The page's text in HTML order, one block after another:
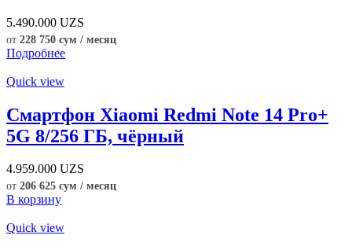
5.490.000 UZS
от 228 750 сум / месяц
Подробнее
Quick view
Смартфон Xiaomi Redmi Note 14 Pro+
5G 8/256 ГБ, чёрный
4.959.000 UZS
от 206 625 сум / месяц
В корзину
Quick view